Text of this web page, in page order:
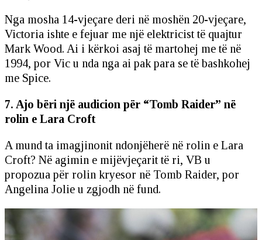
Nga mosha 14-vjeçare deri në moshën 20-vjeçare,
Victoria ishte e fejuar me një elektricist të quajtur
Mark Wood. Ai i kërkoi asaj të martohej me të në
1994, por Vic u nda nga ai pak para se të bashkohej
me Spice.
7. Ajo bëri një audicion për “Tomb Raider” në
rolin e Lara Croft
A mund ta imagjinonit ndonjëherë në rolin e Lara
Croft? Në agimin e mijëvjeçarit të ri, VB u
propozua për rolin kryesor në Tomb Raider, por
Angelina Jolie u zgjodh në fund.